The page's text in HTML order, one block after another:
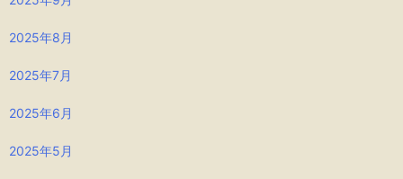
2025年8月
2025年7月
2025年6月
2025年5月